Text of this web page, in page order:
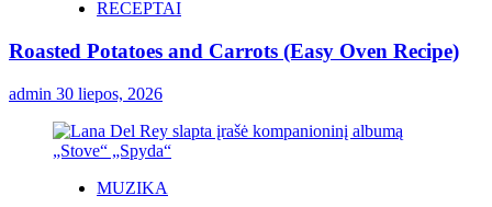
RECEPTAI
Roasted Potatoes and Carrots (Easy Oven Recipe)
admin 30 liepos, 2026
MUZIKA